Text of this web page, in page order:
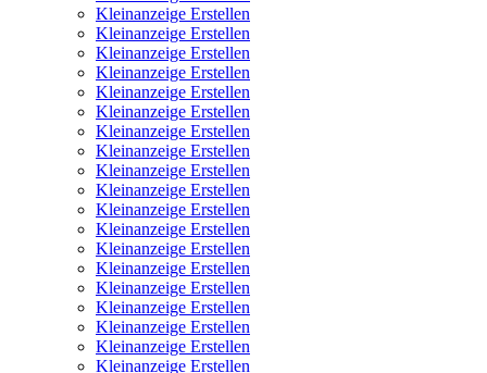
Kleinanzeige Erstellen
Kleinanzeige Erstellen
Kleinanzeige Erstellen
Kleinanzeige Erstellen
Kleinanzeige Erstellen
Kleinanzeige Erstellen
Kleinanzeige Erstellen
Kleinanzeige Erstellen
Kleinanzeige Erstellen
Kleinanzeige Erstellen
Kleinanzeige Erstellen
Kleinanzeige Erstellen
Kleinanzeige Erstellen
Kleinanzeige Erstellen
Kleinanzeige Erstellen
Kleinanzeige Erstellen
Kleinanzeige Erstellen
Kleinanzeige Erstellen
Kleinanzeige Erstellen